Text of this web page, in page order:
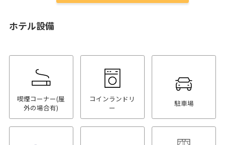
ホテル設備
喫煙コーナー(屋
外の場合有)
コインランドリ
ー
駐車場